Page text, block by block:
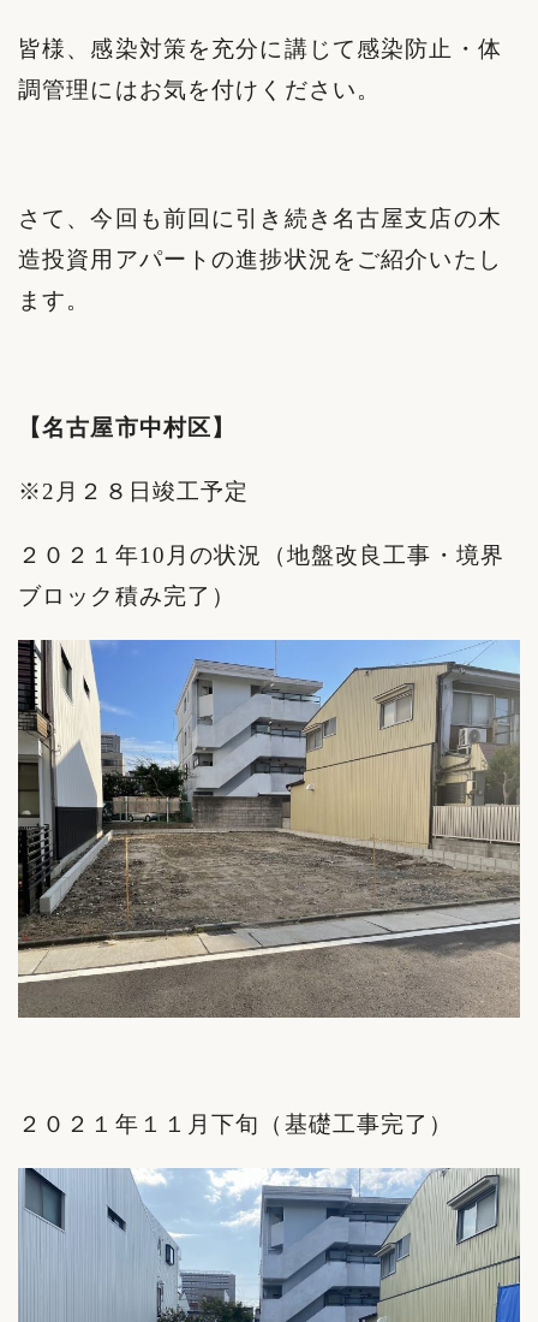
皆様、感染対策を充分に講じて感染防止・体
調管理にはお気を付けください。
さて、今回も前回に引き続き名古屋支店の木
造投資用アパートの進捗状況をご紹介いたし
ます。
【名古屋市中村区】
※2月２８日竣工予定
２０２１年10月の状況（地盤改良工事・境界
ブロック積み完了）
２０２１年１１月下旬（基礎工事完了）